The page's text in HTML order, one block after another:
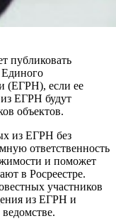
публиковать
Единого
(ЕГРН), если ее
ЕГРН будут
объектов.
из ЕГРН без
ответственность
и поможет
в Росреестре.
участников
из ЕГРН и